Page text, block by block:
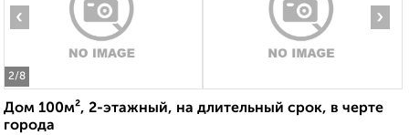
2/8
‹ ›
Дом 100м², 2-этажный, на длительный срок, в черте
города